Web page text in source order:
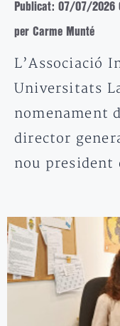
Publicat: 07/07/2026
per Carme Munté
L’Associació
Universitats
nomenament
director
nou president